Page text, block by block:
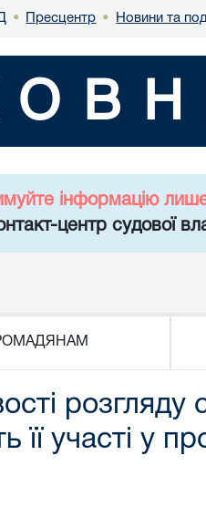
• Пресцентр • Новини та
інформацію
центр судової
розгляду
участі у